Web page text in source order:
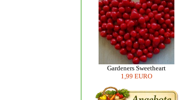
Gardeners Sweetheart
1,99 EURO